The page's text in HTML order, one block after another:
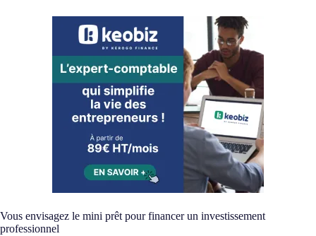
Vous envisagez le mini prêt pour financer un investissement
professionnel